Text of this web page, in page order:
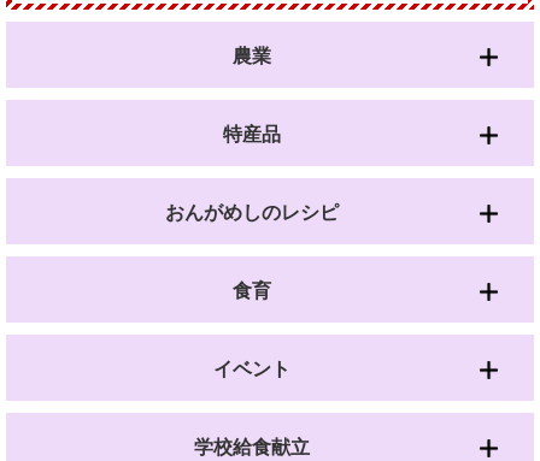
農業
特産品
おんがめしのレシピ
食育
イベント
学校給食献立